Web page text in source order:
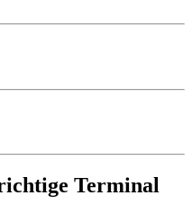
Terminal